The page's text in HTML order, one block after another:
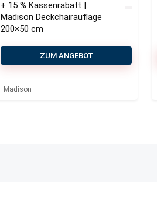
+ 15 % Kassenrabatt |
Madison Deckchairauflage
200×50 cm
ZUM ANGEBOT
Madison